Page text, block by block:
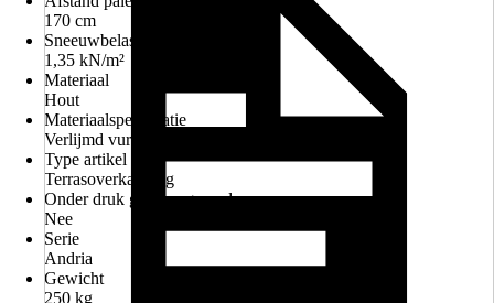
170 cm
Sneeuwbelasting
1,35 kN/m²
Materiaal
Hout
Materiaalspecificatie
Verlijmd vuren hout
Type artikel
Terrasoverkapping
Onder druk geimpregneerd
Nee
Serie
Andria
Gewicht
250 kg